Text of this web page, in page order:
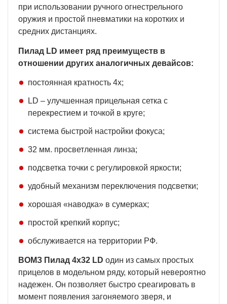
при использовании ручного огнестрельного
оружия и простой пневматики на коротких и
средних дистанциях.
Пилад LD имеет ряд преимуществ в
отношении других аналогичных девайсов:
постоянная кратность 4х;
LD – улучшенная прицельная сетка с
перекрестием и точкой в круге;
система быстрой настройки фокуса;
32 мм. просветленная линза;
подсветка точки с регулировкой яркости;
удобный механизм переключения подсветки;
хорошая «наводка» в сумерках;
простой крепкий корпус;
обслуживается на территории РФ.
ВОМЗ Пилад 4х32 LD один из самых простых
прицелов в модельном ряду, который невероятно
надежен. Он позволяет быстро среагировать в
момент появления загоняемого зверя, и